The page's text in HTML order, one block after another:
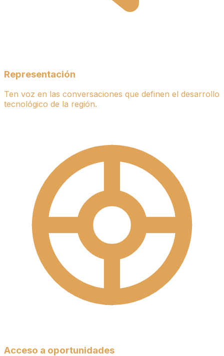
Representación
Ten voz en las conversaciones que definen el desarrollo
tecnológico de la región.
Acceso a oportunidades